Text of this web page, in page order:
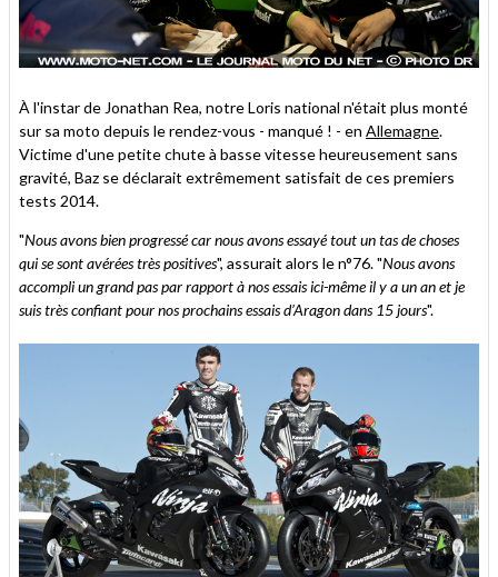
À l'instar de Jonathan Rea, notre Loris national n'était plus monté
sur sa moto depuis le rendez-vous - manqué ! - en Allemagne.
Victime d'une petite chute à basse vitesse heureusement sans
gravité, Baz se déclarait extrêmement satisfait de ces premiers
tests 2014.
"Nous avons bien progressé car nous avons essayé tout un tas de choses
qui se sont avérées très positives", assurait alors le n°76. "Nous avons
accompli un grand pas par rapport à nos essais ici-même il y a un an et je
suis très confiant pour nos prochains essais d’Aragon dans 15 jours".